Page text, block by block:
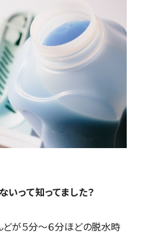
って知ってました？
が５分～６分ほどの脱水時